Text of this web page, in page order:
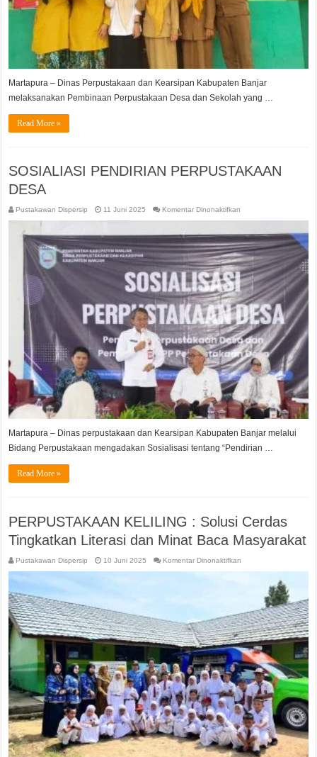
Martapura – Dinas Perpustakaan dan Kearsipan Kabupaten Banjar
melaksanakan Pembinaan Perpustakaan Desa dan Sekolah yang …
Read More »
SOSIALIASI PENDIRIAN PERPUSTAKAAN
DESA
Pustakawan Dispersip 11 Juni 2025 Komentar Dinonaktifkan
PERPUSTAKAAN
DESA
Martapura – Dinas perpustakaan dan Kearsipan Kabupaten Banjar melalui
Bidang Perpustakaan mengadakan Sosialisasi tentang “Pendirian …
Read More »
PERPUSTAKAAN KELILING : Solusi Cerdas
Tingkatkan Literasi dan Minat Baca Masyarakat
Pustakawan Dispersip 10 Juni 2025 Komentar Dinonaktifkan
Cerdas
Tingkatkan
Literasi
dan
Minat
Baca
Masyarakat